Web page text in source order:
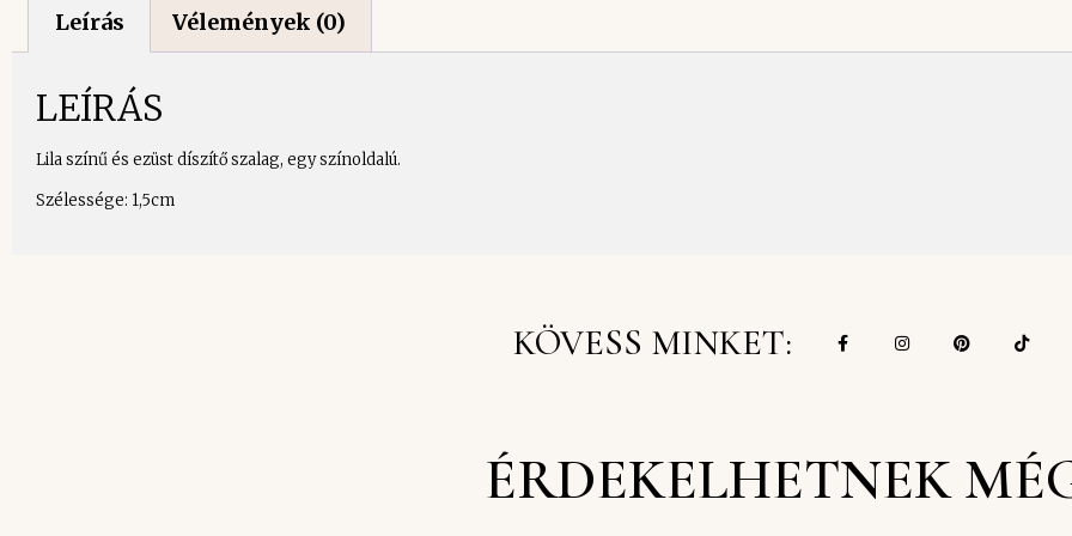
Leírás Vélemények (0)
LEÍRÁS
Lila színű és ezüst díszítő szalag, egy színoldalú.
Szélessége: 1,5cm
KÖVESS MINKET:
ÉRDEKELHETNEK